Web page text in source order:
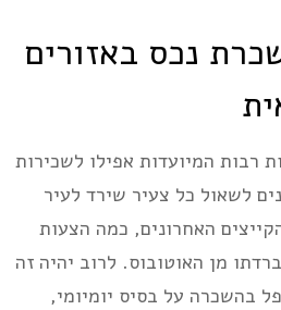
נכס באזורים
רבות המיועדות אפילו לשכירות
לשאול כל צעיר שירד לעיר
האחרונים, כמה הצעות
מן האוטובוס. לרוב יהיה זה
בהשכרה על בסיס יומיומי,